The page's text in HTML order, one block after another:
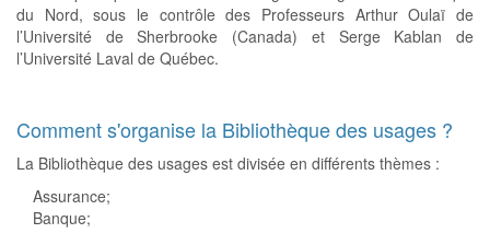
du Nord, sous le contrôle des Professeurs Arthur Oulaï de
l’Université de Sherbrooke (Canada) et Serge Kablan de
l’Université Laval de Québec.
Comment s'organise la Bibliothèque des usages ?
La Bibliothèque des usages est divisée en différents thèmes :
Assurance;
Banque;